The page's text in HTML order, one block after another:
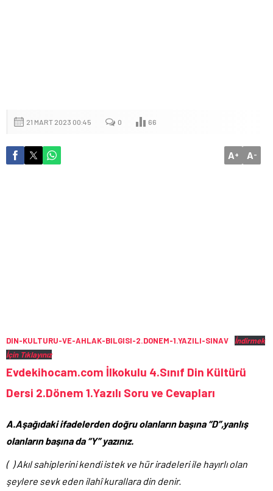
21 MART 2023 00:45 0 66
A+ A-
DIN-KULTURU-VE-AHLAK-BILGISI-2.DONEM-1.YAZILI-SINAV
İndirmek
İçin Tıklayınız
Evdekihocam.com İlkokulu 4.Sınıf Din Kültürü
Dersi 2.Dönem 1.Yazılı Soru ve Cevapları
A.Aşağıdaki ifadelerden doğru olanların başına “D”,yanlış
olanların başına da “Y” yazınız.
( ) Akıl sahiplerini kendi istek ve hür iradeleri ile hayırlı olan
şeylere sevk eden ilahî kurallara din denir.